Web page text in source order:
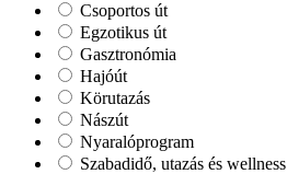
Csoportos út
Egzotikus út
Gasztronómia
Hajóút
Körutazás
Nászút
Nyaralóprogram
Szabadidő, utazás és wellness